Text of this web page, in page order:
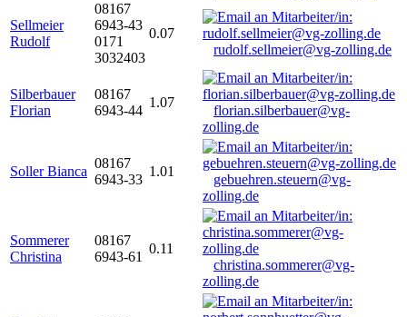
Sellmeier
Rudolf
08167
6943-43
0171
3032403
0.07
rudolf.sellmeier@vg-zolling.de
Silberbauer
Florian
08167
6943-44
1.07
florian.silberbauer@vg-
zolling.de
Soller Bianca
08167
6943-33
1.01
gebuehren.steuern@vg-
zolling.de
Sommerer
Christina
08167
6943-61
0.11
christina.sommerer@vg-
zolling.de